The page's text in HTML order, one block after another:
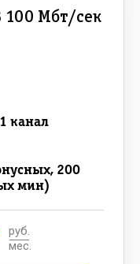
100 Мбт/сек
канал
200
мин)
руб.
мес.